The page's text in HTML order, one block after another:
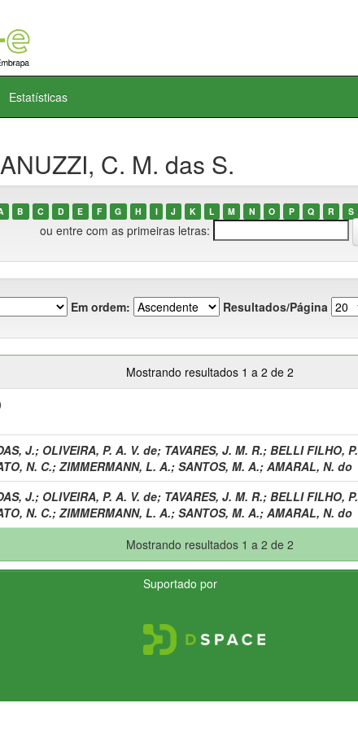
Estatísticas
C. M. das S.
B C D E F G H I J K L M N O P Q R S
ou entre com as primeiras letras:
Em ordem: Resultados/Página
Mostrando resultados 1 a 2 de 2
J.; OLIVEIRA, P. A. V. de; TAVARES, J. M. R.; BELLI FILHO, P.
N. C.; ZIMMERMANN, L. A.; SANTOS, M. A.; AMARAL, N. do
J.; OLIVEIRA, P. A. V. de; TAVARES, J. M. R.; BELLI FILHO, P.
N. C.; ZIMMERMANN, L. A.; SANTOS, M. A.; AMARAL, N. do
Mostrando resultados 1 a 2 de 2
Suportado por